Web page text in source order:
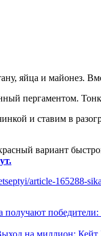
яйца и майонез.
пергаментом.
вариант
article-165288-
получают
на миллион: